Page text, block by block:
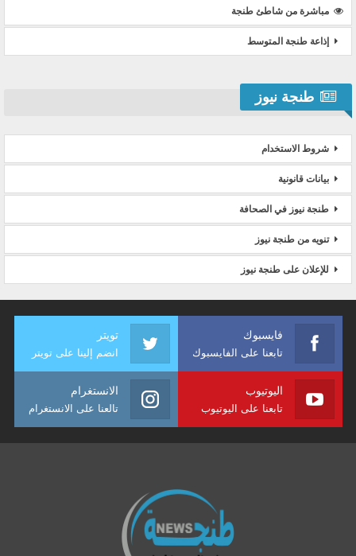
مباشرة من شاطئ طنجة
إذاعة طنجة المتوسط
طنجة نيوز
شروط الاستخدام
بيانات قانونية
طنجة نيوز في الصحافة
تنويه من طنجة نيوز
للإعلان على طنجة نيوز
فايسبوك
تابعنا على الفايسبوك
تويتر
انضم إلينا على تويتر
اليوتيوب
تابعنا على اليوتيوب
الانستغرام
تالعنا على الانستغرام